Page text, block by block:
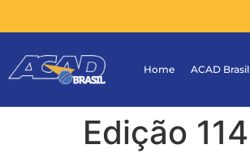
Home ACAD Brasil
Edição 114